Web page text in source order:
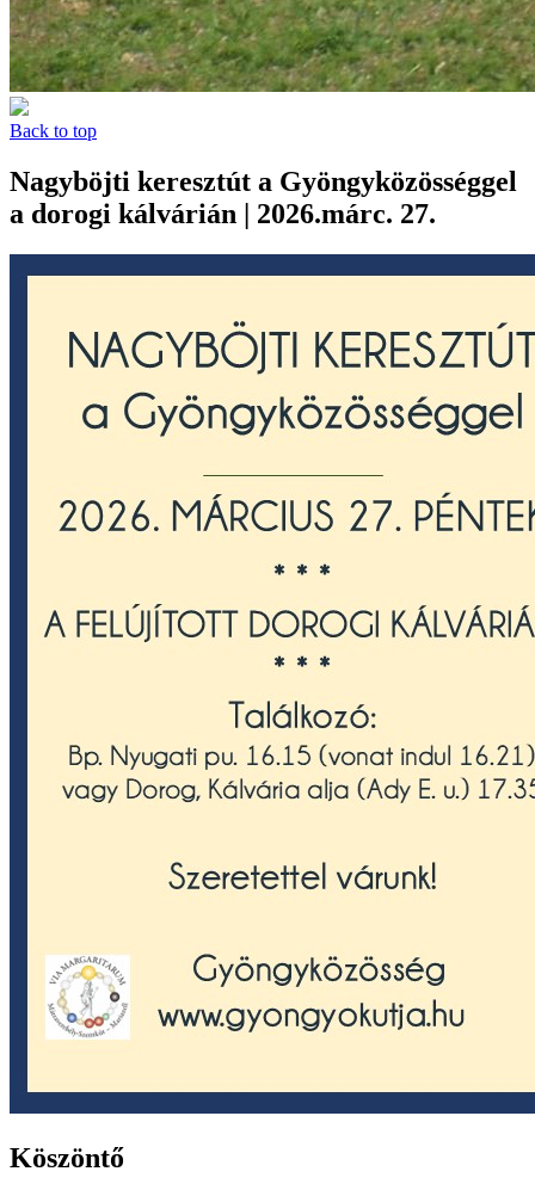
Back to top
Nagyböjti keresztút a Gyöngyközösséggel
a dorogi kálvárián | 2026.márc. 27.
Köszöntő